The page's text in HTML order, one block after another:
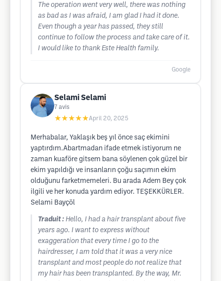
The operation went very well, there was nothing
as bad as I was afraid, I am glad I had it done.
Even though a year has passed, they still
continue to follow the process and take care of it.
I would like to thank Este Health family.
Google
Selami Selami
7 avis
★★★★★April 20, 2025
Merhabalar, Yaklaşık beş yıl önce saç ekimini
yaptırdım.Abartmadan ifade etmek istiyorum ne
zaman kuaföre gitsem bana söylenen çok güzel bir
ekim yapıldığı ve insanların çoğu saçımın ekim
olduğunu farketmemeleri. Bu arada Adem Bey çok
ilgili ve her konuda yardım ediyor. TEŞEKKÜRLER.
Selami Bayçöl
Traduit : Hello, I had a hair transplant about five
years ago. I want to express without
exaggeration that every time I go to the
hairdresser, I am told that it was a very nice
transplant and most people do not realize that
my hair has been transplanted. By the way, Mr.